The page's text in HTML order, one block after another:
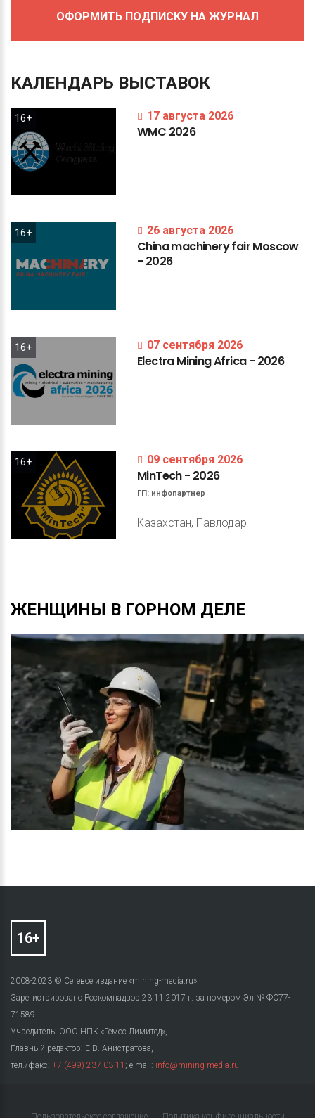
ОФОРМИТЬ ПОДПИСКУ НА ЖУРНАЛ
КАЛЕНДАРЬ ВЫСТАВОК
16+ 17 августа 2026
WMC 2026
16+ 26 августа 2026
ChinamachineryfairMoscow
- 2026
16+ 07 сентября 2026
ElectraMiningAfrica- 2026
16+ 09 сентября 2026
MinTech- 2026
ГП: инфопартнер
Казахстан, Павлодар
ЖЕНЩИНЫ В ГОРНОМ ДЕЛЕ
2008-2023 © Сетевое издание «mining-media.ru»
Зарегистрировано Роскомнадзор 23.11.2017 г. за номером Эл № ФС77-
71589
Учредитель: ООО НПК «Гемос Лимитед»,
Главный редактор: Е.В. Анистратова,
тел./факс: +7 (499) 237-03-11 ; e-mail: info@mining-media.ru